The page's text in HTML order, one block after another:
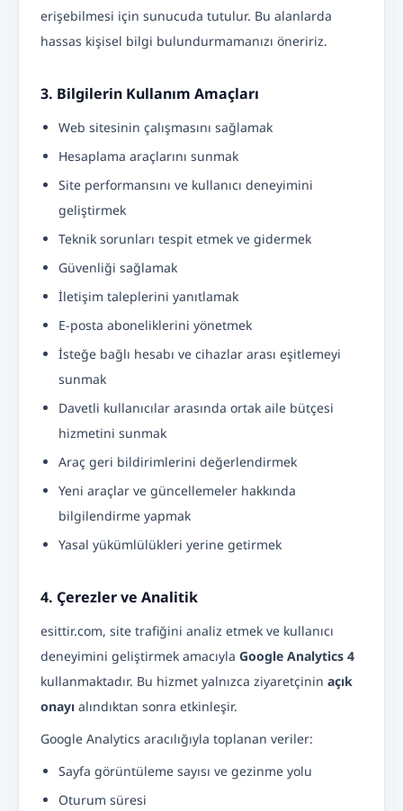
erişebilmesi için sunucuda tutulur. Bu alanlarda
hassas kişisel bilgi bulundurmamanızı öneririz.
3. Bilgilerin Kullanım Amaçları
Web sitesinin çalışmasını sağlamak
Hesaplama araçlarını sunmak
Site performansını ve kullanıcı deneyimini
geliştirmek
Teknik sorunları tespit etmek ve gidermek
Güvenliği sağlamak
İletişim taleplerini yanıtlamak
E-posta aboneliklerini yönetmek
İsteğe bağlı hesabı ve cihazlar arası eşitlemeyi
sunmak
Davetli kullanıcılar arasında ortak aile bütçesi
hizmetini sunmak
Araç geri bildirimlerini değerlendirmek
Yeni araçlar ve güncellemeler hakkında
bilgilendirme yapmak
Yasal yükümlülükleri yerine getirmek
4. Çerezler ve Analitik
esittir.com, site trafiğini analiz etmek ve kullanıcı
deneyimini geliştirmek amacıyla Google Analytics 4
kullanmaktadır. Bu hizmet yalnızca ziyaretçinin açık
onayı alındıktan sonra etkinleşir.
Google Analytics aracılığıyla toplanan veriler:
Sayfa görüntüleme sayısı ve gezinme yolu
Oturum süresi